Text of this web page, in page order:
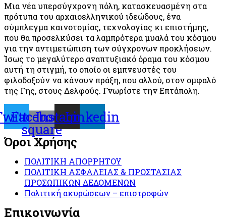
Μια νέα υπερσύγχρονη πόλη, κατασκευασμένη στα
πρότυπα του αρχαιοελληνικού ιδεώδους, ένα
σύμπλεγμα καινοτομίας, τεχνολογίας κι επιστήμης,
που θα προσελκύσει τα λαμπρότερα μυαλά του κόσμου
για την αντιμετώπιση των σύγχρονων προκλήσεων.
Ίσως το μεγαλύτερο αναπτυξιακό όραμα του κόσμου
αυτή τη στιγμή, το οποίο οι εμπνευστές του
φιλοδοξούν να κάνουν πράξη, που αλλού, στον ομφαλό
της Γης, στους Δελφούς. Γνωρίστε την Επτάπολη.
Facebook-
square
Instagram
Linkedin
Όροι Χρήσης
ΠΟΛΙΤΙΚΗ ΑΠΟΡΡΗΤΟΥ
ΠΟΛΙΤΙΚΗ ΑΣΦΑΛΕΙΑΣ & ΠΡΟΣΤΑΣΙΑΣ
ΠΡΟΣΩΠΙΚΩΝ ΔΕΔΟΜΕΝΩΝ
Πολιτική ακυρώσεων – επιστροφών
Επικοινωνία